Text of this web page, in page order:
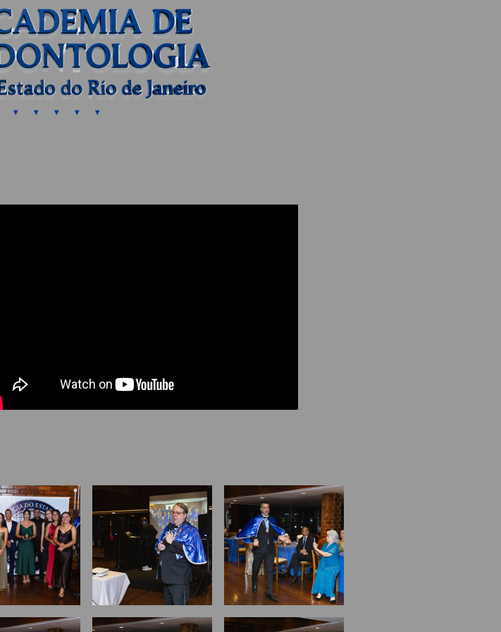
▾ ▾ ▾ ▾ ▾